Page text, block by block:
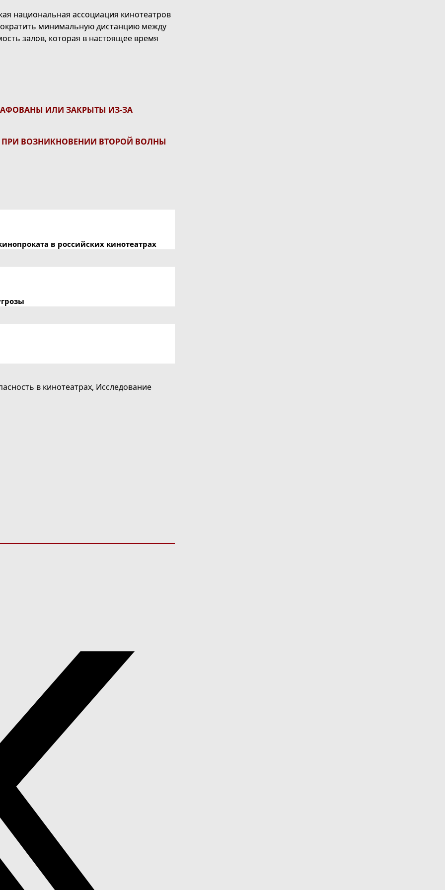
национальная ассоциация кинотеатров
минимальную дистанцию между
залов, которая в настоящее время
ИЛИ ЗАКРЫТЫ ИЗ-ЗА
ВОЗНИКНОВЕНИИ ВТОРОЙ ВОЛНЫ
в российских кинотеатрах
в кинотеатрах, Исследование